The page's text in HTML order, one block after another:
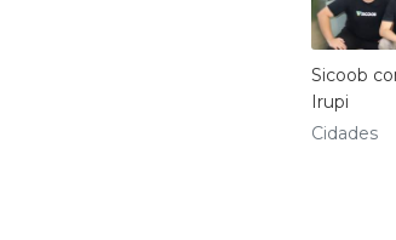
Sicoob
Irupi
Cidades